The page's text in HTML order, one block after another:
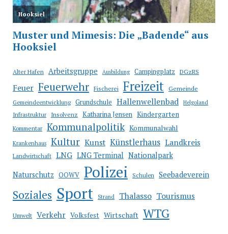
Alter Hafen Arbeitsgruppe Ausbildung Campingplatz DGzRS
Feuer Feuerwehr Fischerei Freizeit Gemeinde
Gemeindeentwicklung Grundschule Hallenwellenbad Helgoland
Infrastruktur Insolvenz Katharina Jensen Kindergarten
Kommentar Kommunalpolitik Kommunalwahl
Krankenhaus Kultur Kunst Künstlerhaus Landkreis
Landwirtschaft LNG LNG Terminal Nationalpark
Naturschutz OOWV Polizei Schulen Seebadeverein
Soziales Sport Strand Thalasso Tourismus
Umwelt Verkehr Volksfest Wirtschaft WTG